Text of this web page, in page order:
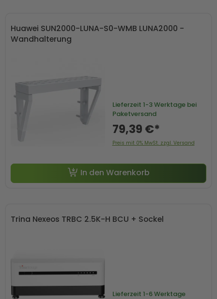
Huawei SUN2000-LUNA-S0-WMB LUNA2000 -
Wandhalterung
Lieferzeit 1-3 Werktage bei
Paketversand
79,39 €*
Preis mit 0% MwSt. zzgl. Versand
In den Warenkorb
Trina Nexeos TRBC 2.5K-H BCU + Sockel
Lieferzeit 1-6 Werktage